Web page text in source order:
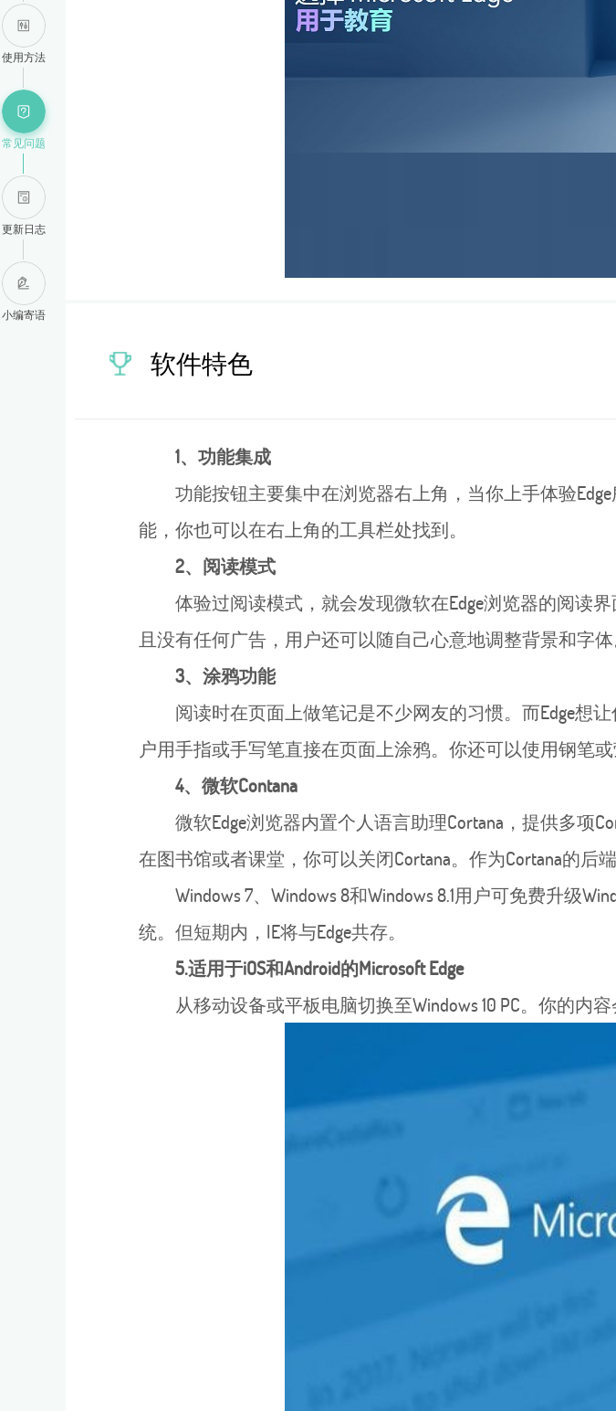
软件特色
1、功能集成
功能按钮主要集中在浏览器右上角，当你上手体验
能，你也可以在右上角的工具栏处找到。
2、阅读模式
体验过阅读模式，就会发现微软在Edge浏览器的阅读
且没有任何广告，用户还可以随自己心意地调整背景和字体
3、涂鸦功能
阅读时在页面上做笔记是不少网友的习惯。而Edge想
户用手指或手写笔直接在页面上涂鸦。你还可以使用钢笔或
4、微软Contana
微软Edge浏览器内置个人语言助理Cortana，提供多项
在图书馆或者课堂，你可以关闭Cortana。作为Cortana的后
Windows 7、Windows 8和Windows 8.1用户可免费升级
统。但短期内，IE将与Edge共存。
5.适用于iOS和Android的Microsoft Edge
从移动设备或平板电脑切换至Windows 10 PC。你的内
使用方法
常见问题
更新日志
小编寄语